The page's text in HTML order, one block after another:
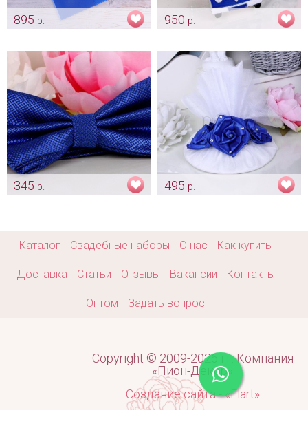
895 р.
свидетельства А4
Арт: pap_0215
950 р.
345 р.
495 р.
Каталог Свадебные наборы О нас Как купить
Доставка Статьи Отзывы Вакансии Контакты
Оптом Задать вопрос
Copyright © 2009-2026 гг. Компания
«Пион-Декор»
Создание сайта - «Elart»